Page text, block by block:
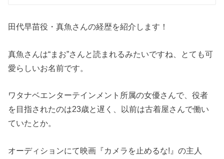
田代早苗役・真魚さんの経歴を紹介します！
真魚さんは“まお”さんと読まれるみたいですね、とても可
愛らしいお名前です。
ワタナベエンターテインメント所属の女優さんで、役者
を目指されたのは23歳と遅く、以前は古着屋さんで働い
ていたとか。
オーディションにて映画『カメラを止めるな!』の主人